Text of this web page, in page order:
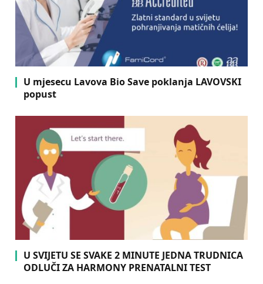
U mjesecu Lavova Bio Save poklanja LAVOVSKI
popust
U SVIJETU SE SVAKE 2 MINUTE JEDNA TRUDNICA
ODLUČI ZA HARMONY PRENATALNI TEST